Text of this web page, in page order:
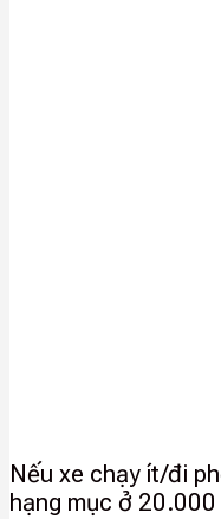
Nếu xe chạy ít/đi
hạng mục ở 20.000